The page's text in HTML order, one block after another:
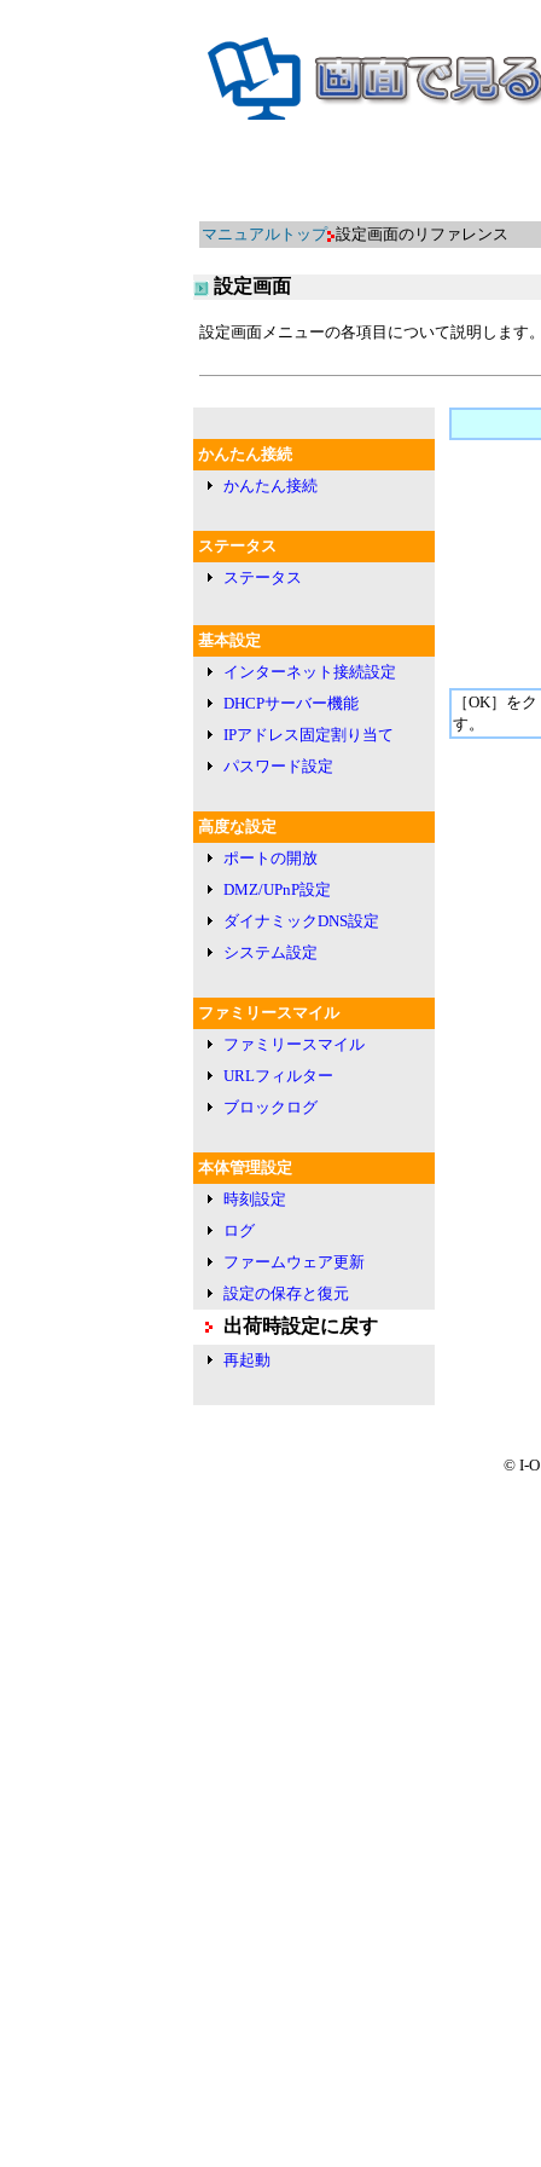
マニュアルトップ 設定画面のリファレンス
設定画面
設定画面メニューの各項目について説明します
かんたん接続
かんたん接続
ステータス
ステータス
基本設定
インターネット接続設定
DHCPサーバー機能
IPアドレス固定割り当て
パスワード設定
高度な設定
ポートの開放
DMZ/UPnP設定
ダイナミックDNS設定
システム設定
ファミリースマイル
ファミリースマイル
URLフィルター
ブロックログ
本体管理設定
時刻設定
ログ
ファームウェア更新
設定の保存と復元
出荷時設定に戻す
再起動
［OK］を
す。
© I-O